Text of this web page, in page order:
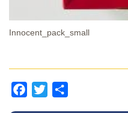
Innocent_pack_small
Facebook
Twitter